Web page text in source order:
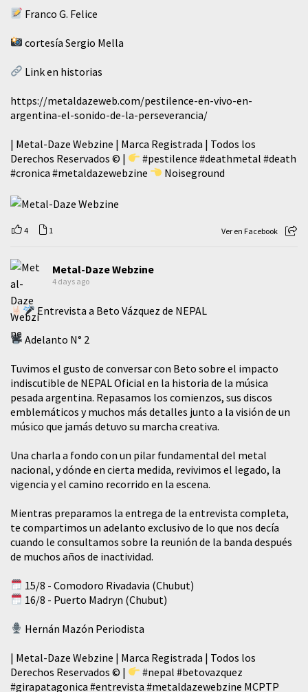
Franco G. Felice
cortesía Sergio Mella
Link en historias
https://metaldazeweb.com/pestilence-en-vivo-en-
argentina-el-sonido-de-la-perseverancia/
| Metal-Daze Webzine | Marca Registrada | Todos los
Derechos Reservados © |
#pestilence #deathmetal #death
#cronica #metaldazewebzine Noiseground
4 1 Ver en Facebook
Metal-Daze Webzine
4 days ago
Entrevista a Beto Vázquez de NEPAL
Adelanto N° 2
Tuvimos el gusto de conversar con Beto sobre el impacto
indiscutible de NEPAL Oficial en la historia de la música
pesada argentina. Repasamos los comienzos, sus discos
emblemáticos y muchos más detalles junto a la visión de un
músico que jamás detuvo su marcha creativa.
​Una charla a fondo con un pilar fundamental del metal
nacional, y dónde en cierta medida, revivimos el legado, la
vigencia y el camino recorrido en la escena.
Mientras preparamos la entrega de la entrevista completa,
te compartimos un adelanto exclusivo de lo que nos decía
cuando le consultamos sobre la reunión de la banda después
de muchos años de inactividad.
15/8 - Comodoro Rivadavia (Chubut)
16/8 - Puerto Madryn (Chubut)
Hernán Mazón Periodista
| Metal-Daze Webzine | Marca Registrada | Todos los
Derechos Reservados © |
#nepal #betovazquez
#girapatagonica #entrevista #metaldazewebzine MCPTP